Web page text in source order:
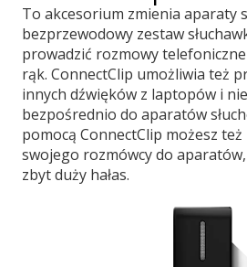
To akcesorium zmienia aparaty
bezprzewodowy zestaw
prowadzić rozmowy
rąk. ConnectClip umożliwia też
innych dźwięków z laptopów i
bezpośrednio do aparatów
pomocą ConnectClip możesz też
swojego rozmówcy do
zbyt duży hałas.